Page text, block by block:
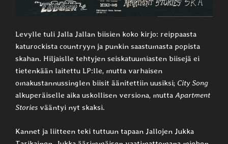
Levylle tuli Jalla Jallan biisien koko kirjo: reippaasta
katurockista countryyn ja punkin saastumasta popista
skahan. Hiljaislle tehtyjen seiskatuumiasten biisejä ei
tietenkään laitettu LP:lle, mutta varhaisen
omakustannussinglen biisit äänitettiin uusiksi; City Song
alkuperäiselle aika uskollisen versiona, mutta Apartment
Stories vääntyi nyt skaksi.
Kannet ja liitteen teki tuttuun tapaan Jallojen Jukka